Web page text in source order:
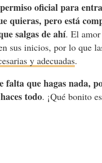
oficial para
quieras, pero está
salgas de ahí. El
sus inicios, por lo que
y adecuadas.
falta que hagas nada,
todo. ¡Qué bonito